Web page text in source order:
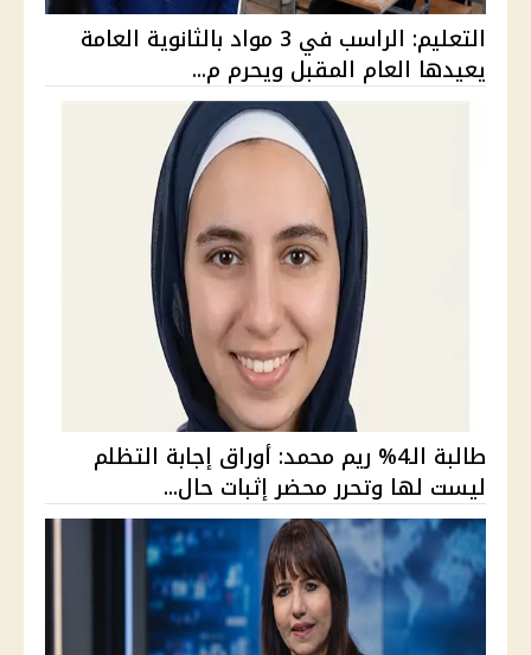
التعليم: الراسب في 3 مواد بالثانوية العامة
يعيدها العام المقبل ويحرم م...
طالبة الـ4% ريم محمد: أوراق إجابة التظلم
ليست لها وتحرر محضر إثبات حال...